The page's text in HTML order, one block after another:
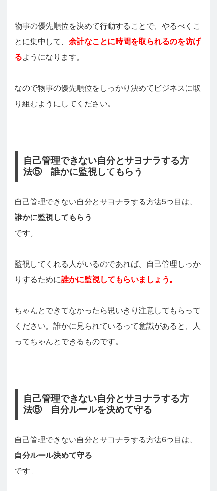
物事の優先順位を決めて行動することで、やるべくこ
とに集中して、 余計なことに時間を取られるのを防げ
るようになります。
なので物事の優先順位をしっかり決めてビジネスに取
り組むようにしてください。
自己管理できない自分とサヨナラする方
法⑤ 誰かに監視してもらう
自己管理できない自分とサヨナラする方法5つ目は、
誰かに監視してもらう
です。
監視してくれる人がいるのであれば、自己管理しっか
りするために誰かに監視してもらいましょう。
ちゃんとできてなかったら思いきり注意してもらって
ください。誰かに見られているって意識があると、人
ってちゃんとできるものです。
自己管理できない自分とサヨナラする方
法⑥ 自分ルールを決めて守る
自己管理できない自分とサヨナラする方法6つ目は、
自分ルール決めて守る
です。